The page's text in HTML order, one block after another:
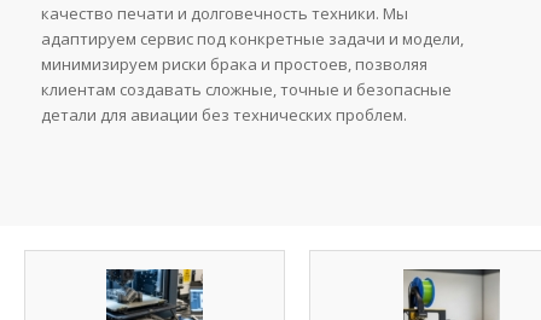
качество печати и долговечность техники. Мы
адаптируем сервис под конкретные задачи и модели,
минимизируем риски брака и простоев, позволяя
клиентам создавать сложные, точные и безопасные
детали для авиации без технических проблем.